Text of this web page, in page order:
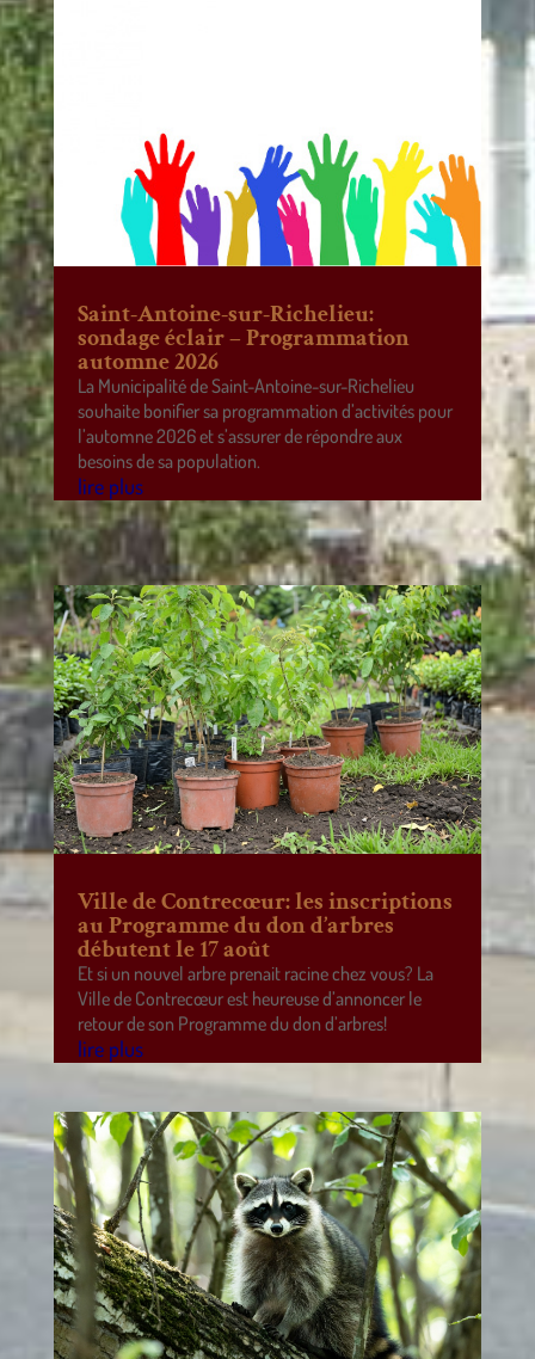
Saint-Antoine-sur-Richelieu:
sondage éclair – Programmation
automne 2026
La Municipalité de Saint-Antoine-sur-Richelieu
souhaite bonifier sa programmation d’activités pour
l’automne 2026 et s’assurer de répondre aux
besoins de sa population.
lire plus
Ville de Contrecœur: les inscriptions
au Programme du don d’arbres
débutent le 17 août
Et si un nouvel arbre prenait racine chez vous? La
Ville de Contrecœur est heureuse d’annoncer le
retour de son Programme du don d’arbres!
lire plus